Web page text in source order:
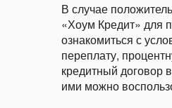
В случае
«Хоум Кредит» для
ознакомиться с
переплату,
кредитный договор
ими можно